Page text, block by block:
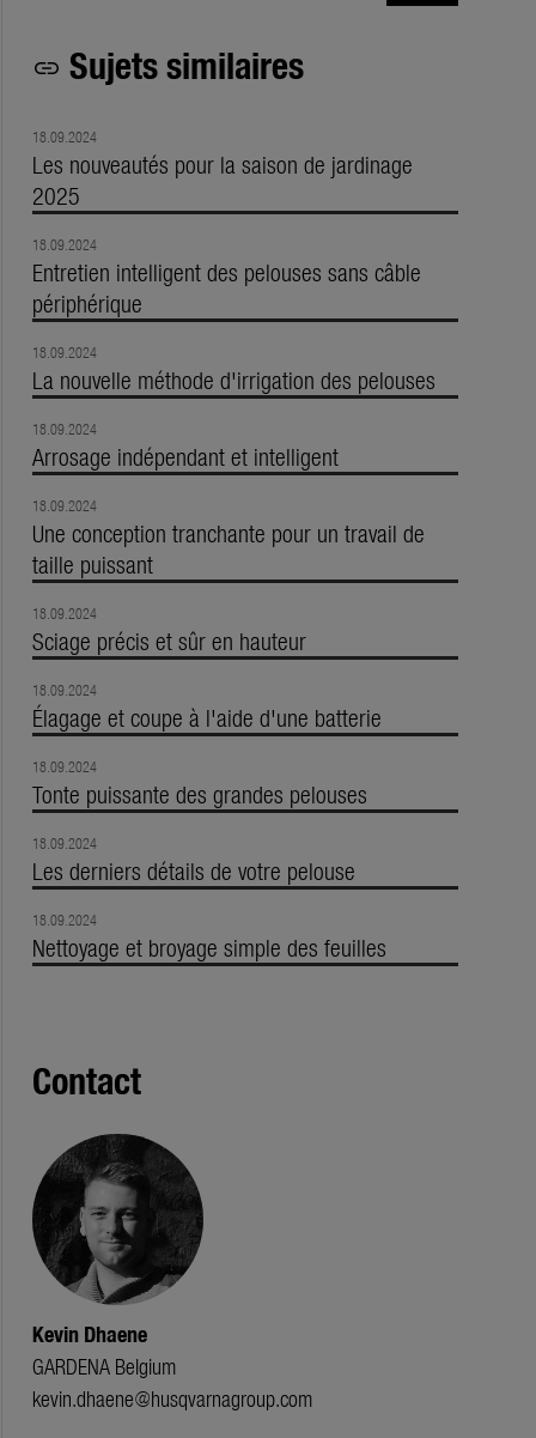
link Sujets similaires
18.09.2024
Les nouveautés pour la saison de jardinage
2025
18.09.2024
Entretien intelligent des pelouses sans câble
périphérique
18.09.2024
La nouvelle méthode d'irrigation des pelouses
18.09.2024
Arrosage indépendant et intelligent
18.09.2024
Une conception tranchante pour un travail de
taille puissant
18.09.2024
Sciage précis et sûr en hauteur
18.09.2024
Élagage et coupe à l'aide d'une batterie
18.09.2024
Tonte puissante des grandes pelouses
18.09.2024
Les derniers détails de votre pelouse
18.09.2024
Nettoyage et broyage simple des feuilles
Contact
Kevin Dhaene
GARDENA Belgium
kevin.dhaene@husqvarnagroup.com